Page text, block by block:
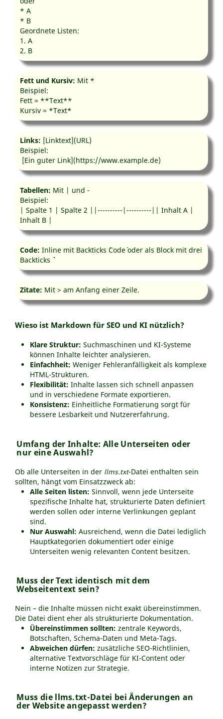
* A
* B
Geordnete Listen:
1. A
2. B
Fett und Kursiv: Mit *
Beispiel:
Fett = **Text**
Kursiv = *Text*
Links: [Linktext](URL)
Beispiel:
[Ein guter Link](https://www.example.de)
Tabellen: Mit | und -
Beispiel:
| Spalte 1 | Spalte 2 ||----------|----------|| Inhalt A |
Inhalt B |
Code: Inline mit Backticks `Code` oder als Block mit drei
Backticks ```
Zitate: Mit > am Anfang einer Zeile.
Wieso ist Markdown für SEO und KI nützlich?
Klare Struktur: Suchmaschinen und KI-Systeme
können Inhalte leichter analysieren.
Einfachheit: Weniger Fehleranfälligkeit als komplexe
HTML-Strukturen.
Flexibilität: Inhalte lassen sich schnell anpassen
und in verschiedene Formate exportieren.
Konsistenz: Einheitliche Formatierung sorgt für
bessere Lesbarkeit und Nutzererfahrung.
Umfang der Inhalte: Alle Unterseiten oder
nur eine Auswahl?
Ob alle Unterseiten in der llms.txt-Datei enthalten sein
sollten, hängt vom Einsatzzweck ab:
Alle Seiten listen: Sinnvoll, wenn jede Unterseite
spezifische Inhalte hat, strukturierte Daten definiert
werden sollen oder interne Verlinkungen geplant
sind.
Nur Auswahl: Ausreichend, wenn die Datei lediglich
Hauptkategorien dokumentiert oder einige
Unterseiten wenig relevanten Content besitzen.
Muss der Text identisch mit dem
Webseitentext sein?
Nein – die Inhalte müssen nicht exakt übereinstimmen.
Die Datei dient eher als strukturierte Dokumentation.
Übereinstimmen sollten: zentrale Keywords,
Botschaften, Schema-Daten und Meta-Tags.
Abweichen dürfen: zusätzliche SEO-Richtlinien,
alternative Textvorschläge für KI-Content oder
interne Notizen zur Strategie.
Muss die llms.txt-Datei bei Änderungen an
der Website angepasst werden?